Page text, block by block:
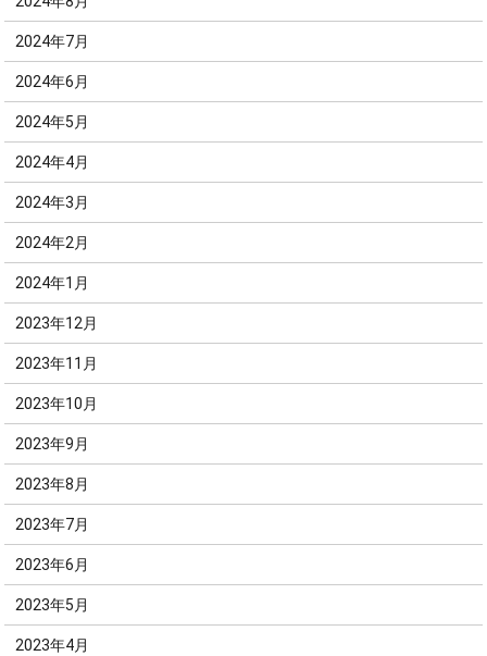
2024年7月
2024年6月
2024年5月
2024年4月
2024年3月
2024年2月
2024年1月
2023年12月
2023年11月
2023年10月
2023年9月
2023年8月
2023年7月
2023年6月
2023年5月
2023年4月